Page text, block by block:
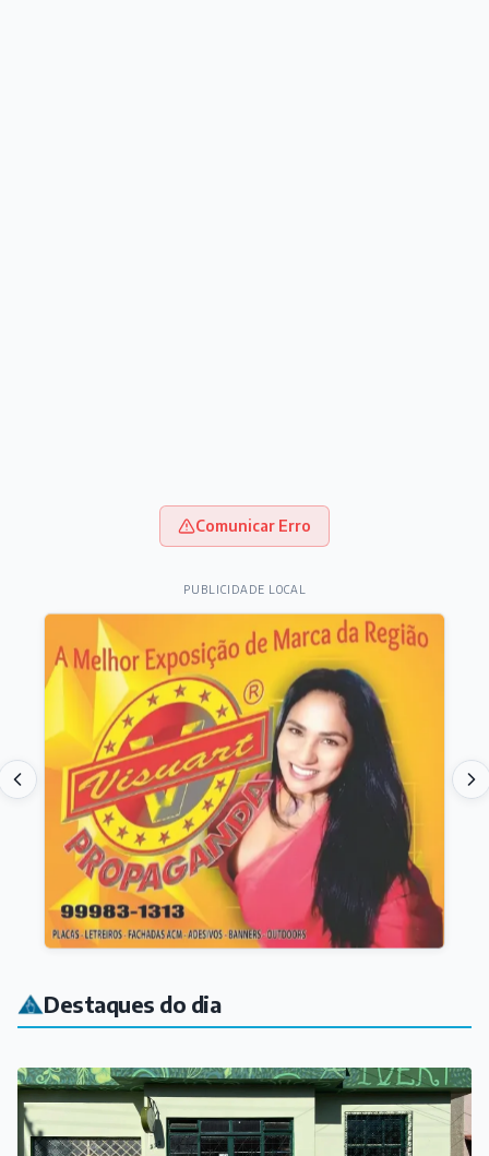
Comunicar Erro
PUBLICIDADE LOCAL
Destaques do dia